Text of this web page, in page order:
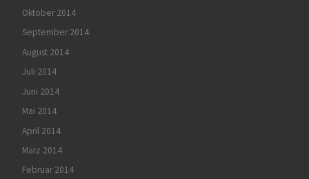
Oktober 2014
September 2014
August 2014
Juli 2014
Juni 2014
Mai 2014
April 2014
März 2014
Februar 2014